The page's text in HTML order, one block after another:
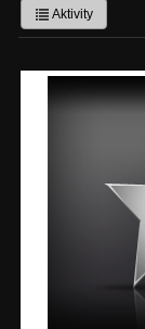
Aktivity